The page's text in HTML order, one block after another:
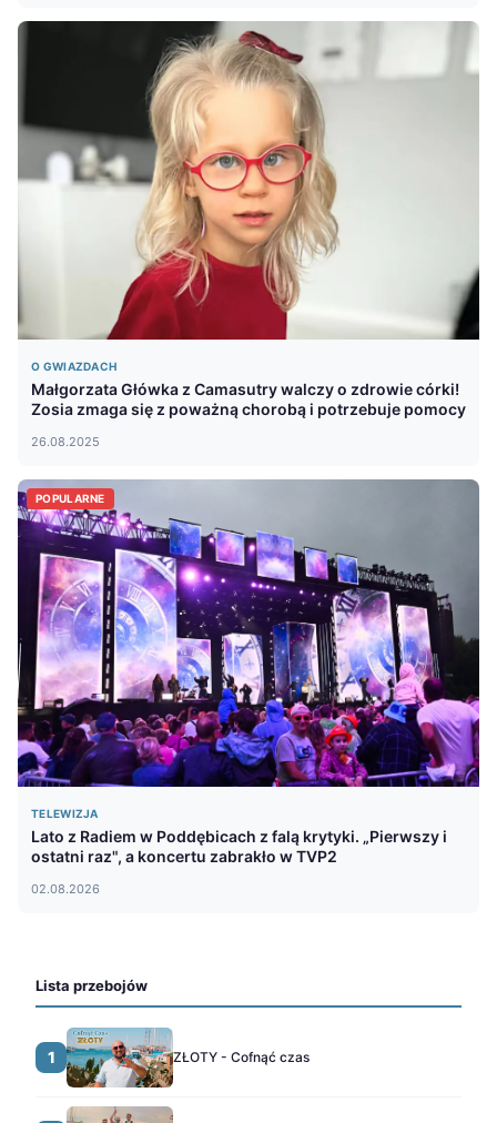
O GWIAZDACH
Małgorzata Główka z Camasutry walczy o zdrowie córki!
Zosia zmaga się z poważną chorobą i potrzebuje pomocy
26.08.2025
POPULARNE
TELEWIZJA
Lato z Radiem w Poddębicach z falą krytyki. „Pierwszy i
ostatni raz", a koncertu zabrakło w TVP2
02.08.2026
Lista przebojów
1 ZŁOTY - Cofnąć czas